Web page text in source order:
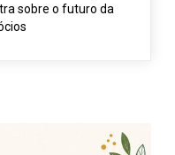
sobre o futuro da